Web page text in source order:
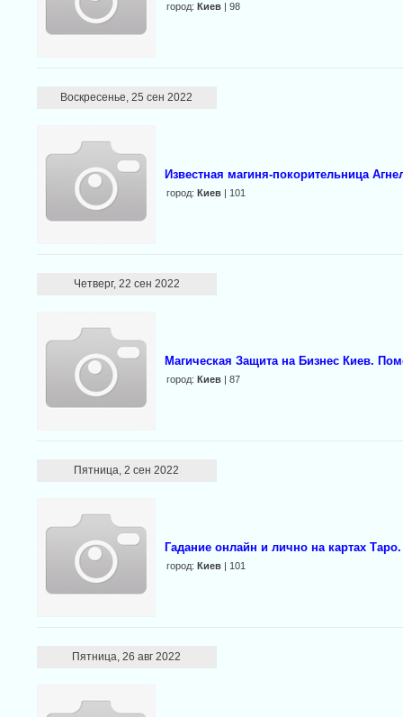
город: Киев| 98
Воскресенье, 25 сен 2022
Известная магиня-покорительница
город: Киев| 101
Четверг, 22 сен 2022
Магическая Защита на Бизнес Киев.
город: Киев| 87
Пятница, 2 сен 2022
Гадание онлайн и лично на картах
город: Киев| 101
Пятница, 26 авг 2022